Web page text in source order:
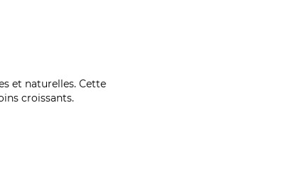
et naturelles. Cette
croissants.